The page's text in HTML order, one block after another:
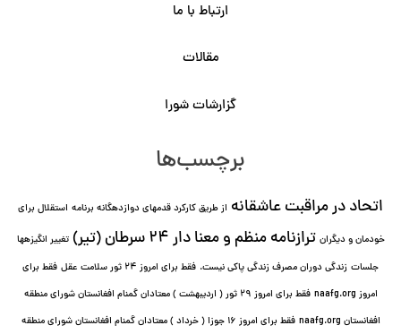
ارتباط با ما
مقالات
گزارشات شورا
برچسب‌ها
اتحاد در مراقبت عاشقانه از طریق کارکرد قدمهای دوازده⁯گانه برنامه استقلال برای
خودمان و دیگران ترازنامه منظم و معنا دار ٢۴ سرطان (تیر)
تغییر انگیزه⁯ها
جلسات زندگی دوران مصرف زندگی پاکی نیست. فقط برای امروز 24 ثور سلامت عقل
فقط برای
امروز naafg.org
فقط برای امروز ٢٩ ثور ( اردیبهشت ) معتادان گمنام افغانستان شورای منطقه
افغانستان naafg.org
فقط برای امروز ۱۶ جوزا ( خرداد ) معتادان گمنام افغانستان شورای منطقه